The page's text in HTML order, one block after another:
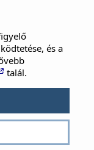
FEJ-,
Laryngology,
és a
talál.